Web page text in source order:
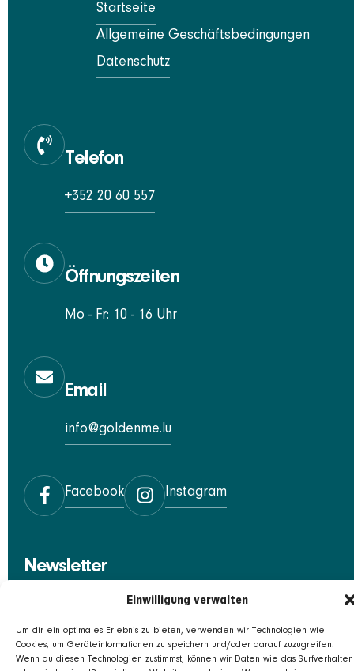
Einwilligung verwalten
Um dir ein optimales Erlebnis zu bieten, verwenden wir Technologien wie
Cookies, um Geräteinformationen zu speichern und/oder darauf zuzugreifen.
Wenn du diesen Technologien zustimmst, können wir Daten wie das Surfverhalten
Startseite
Allgemeine Geschäftsbedingungen
Datenschutz
Telefon
+352 20 60 557
Öffnungszeiten
Mo - Fr: 10 - 16 Uhr
Email
info@goldenme.lu
Facebook Instagram
Newsletter
Trag einfach deine E-Mail-Adresse hier ein und schon
bist du dabei: